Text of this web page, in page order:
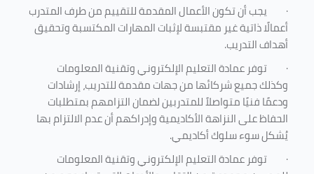
· يجب أن تكون الأعمال المقدمة للتقييم من طرف المتدرب
أعمالًا ذاتية غير مقتبسة لإثبات المهارات المكتسبة وتحقيق
أهداف التدريب.
· توفر عمادة التعليم الإلكتروني وتقنية المعلومات
وكذلك جميع شركائها من جهات مقدمة للتدريب، إرشادات
ودعمًا فنيًا متواصلاً للمتدربين لضمان التزامهم بمتطلبات
الحفاظ على النزاهة الأكاديمية وإدراكهم أن عدم الالتزام بها
يُشكل سوء سلوك أكاديمي.
· توفر عمادة التعليم الإلكتروني وتقنية المعلومات